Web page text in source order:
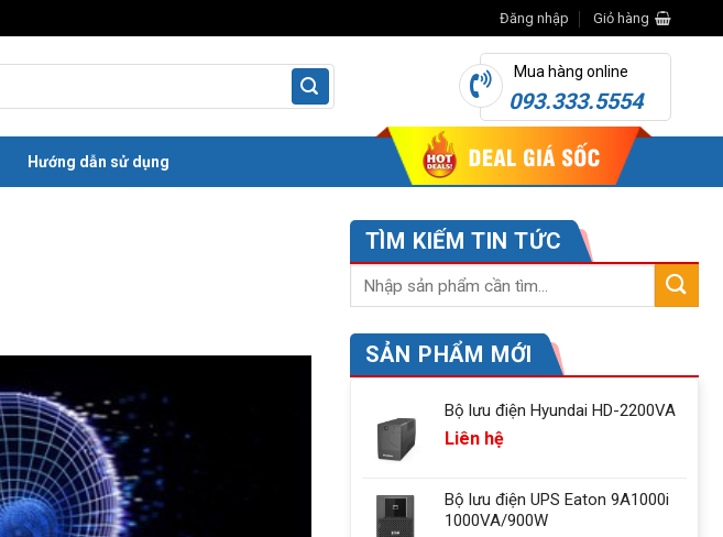
Đăng nhập Giỏ hàng
Mua hàng online
093.333.5554
Hướng dẫn sử dụng
TÌM KIẾM TIN TỨC
SẢN PHẨM MỚI
Bộ lưu điện Hyundai HD-2200VA
Liên hệ
Bộ lưu điện UPS Eaton 9A1000i
1000VA/900W